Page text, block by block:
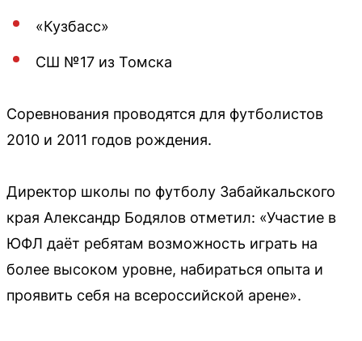
«Кузбасс»
СШ №17 из Томска
Соревнования проводятся для футболистов
2010 и 2011 годов рождения.
Директор школы по футболу Забайкальского
края Александр Бодялов отметил: «Участие в
ЮФЛ даёт ребятам возможность играть на
более высоком уровне, набираться опыта и
проявить себя на всероссийской арене».